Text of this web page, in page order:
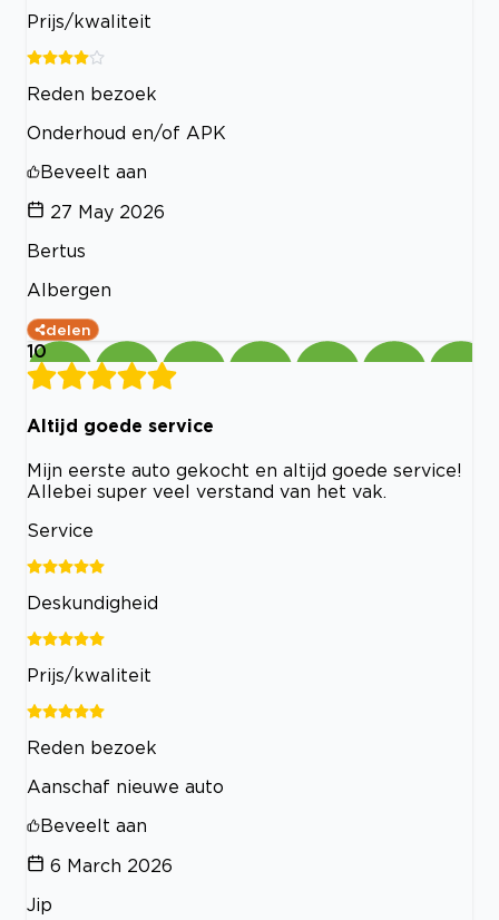
Prijs/kwaliteit
Reden bezoek
Onderhoud en/of APK
Beveelt aan
27 May 2026
Bertus
Albergen
delen
10
Altijd goede service
Mijn eerste auto gekocht en altijd goede service!
Allebei super veel verstand van het vak.
Service
Deskundigheid
Prijs/kwaliteit
Reden bezoek
Aanschaf nieuwe auto
Beveelt aan
6 March 2026
Jip